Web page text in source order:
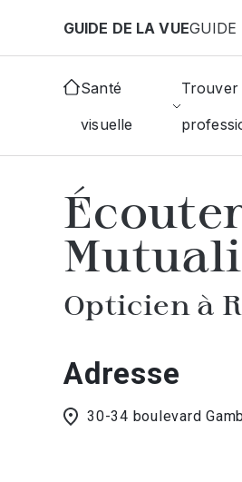
GUIDE DE LA VUEGUIDE
Santé
visuelle
Trouver
Accueil Choisir mon
Opticien à
Adresse
30-34 boulevard